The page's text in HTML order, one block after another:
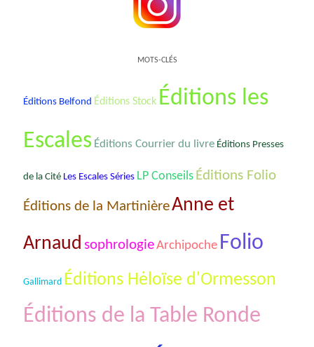
MOTS-CLÉS
Éditions Belfond Éditions Stock Éditions les
Escales Éditions Courrier du livre Éditions Presses
de la Cité Les Escales Séries LP Conseils Éditions Folio
Éditions de la MartinièreAnne et
Arnaud sophrologieArchipoche Folio
Gallimard Éditions Hėloïse d'Ormesson
Éditions de la Table Ronde